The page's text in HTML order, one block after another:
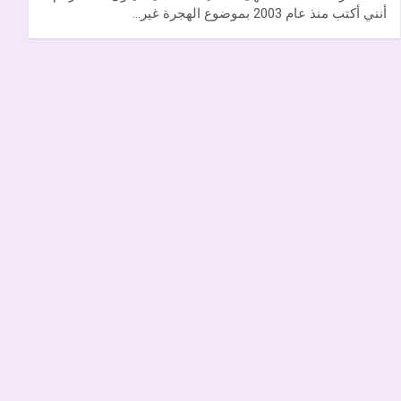
أنني أكتب منذ عام 2003 بموضوع الهجرة غير…